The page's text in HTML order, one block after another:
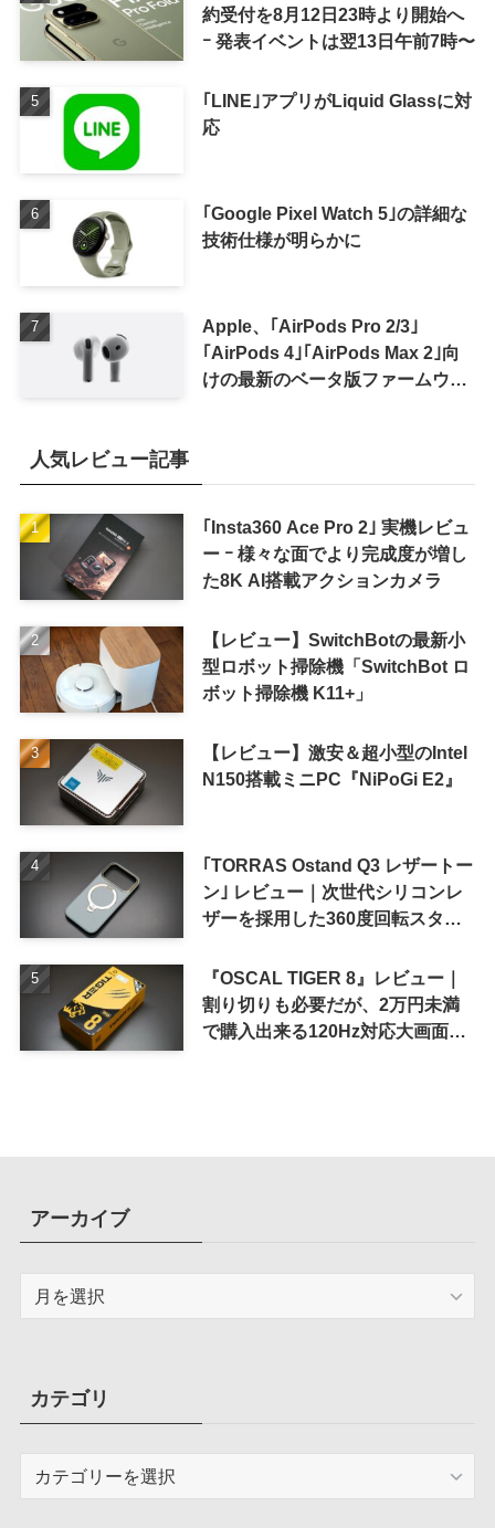
約受付を8月12日23時より開始へ
ｰ 発表イベントは翌13日午前7時〜
｢LINE｣アプリがLiquid Glassに対
応
｢Google Pixel Watch 5｣の詳細な
技術仕様が明らかに
Apple、｢AirPods Pro 2/3｣
｢AirPods 4｣｢AirPods Max 2｣向
けの最新のベータ版ファームウェ
人気レビュー記事
｢Insta360 Ace Pro 2｣ 実機レビュ
ー ｰ 様々な面でより完成度が増し
た8K AI搭載アクションカメラ
【レビュー】SwitchBotの最新小
型ロボット掃除機「SwitchBot ロ
ボット掃除機 K11+」
【レビュー】激安＆超小型のIntel
N150搭載ミニPC『NiPoGi E2』
｢TORRAS Ostand Q3 レザートー
ン｣ レビュー｜次世代シリコンレ
ザーを採用した360度回転スタン
『OSCAL TIGER 8』レビュー｜
割り切りも必要だが、2万円未満
で購入出来る120Hz対応大画面ス
アーカイブ
ブカテゴリ